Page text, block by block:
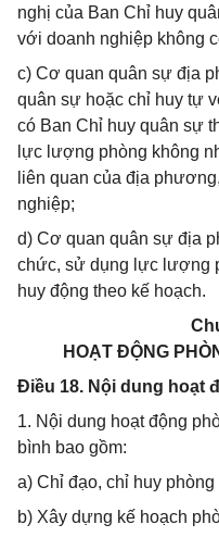
nghị của Ban Chỉ huy
với doanh nghiệp không
c) Cơ quan quân sự địa
quân sự hoặc chỉ huy tự
có Ban Chỉ huy quân sự
lực lượng phòng không
liên quan của địa
nghiệp;
d) Cơ quan quân sự địa
chức, sử dụng lực lượng
huy động theo kế hoạch.
HOẠT ĐỘNG
Điều 18. Nội dung hoạt
1. Nội dung hoạt động
bình bao gồm:
a) Chỉ đạo, chỉ huy
b) Xây dựng kế hoạch